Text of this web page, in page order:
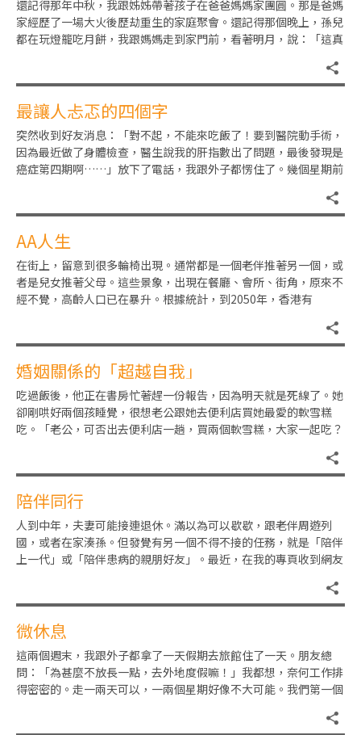
還記得那年中秋，我跟姊姊帶著孩子在爸爸媽媽家團圓。那是爸媽
家經歷了一場大火後歷劫重生的家庭聚會。還記得那個晚上，孫兒
都在玩燈籠吃月餅，我跟媽媽走到家門前，看著明月，說：「這真
最讓人忐忑的四個字
突然收到好友消息：「對不起，不能來吃飯了！要到醫院動手術，
因為最近做了身體檢查，醫生說我的肝指數出了問題，最後發現是
癌症第四期啊……」放下了電話，我跟外子都愣住了。幾個星期前
AA人生
在街上，留意到很多輪椅出現。通常都是一個老伴推著另一個，或
者是兒女推著父母。這些景象，出現在餐廳、會所、街角，原來不
經不覺，高齡人口已在暴升。根據統計，到2050年，香港有
婚姻關係的「超越自我」
吃過飯後，他正在書房忙著趕一份報告，因為明天就是死線了。她
卻剛哄好兩個孩睡覺，很想老公跟她去便利店買她最愛的軟雪糕
吃。「老公，可否出去便利店一趟，買兩個軟雪糕，大家一起吃？
陪伴同行
人到中年，夫妻可能接連退休。滿以為可以歇歇，跟老伴周遊列
國，或者在家湊孫。但發覺有另一個不得不接的任務，就是「陪伴
上一代」或「陪伴患病的親朋好友」。最近，在我的專頁收到網友
微休息
這兩個週末，我跟外子都拿了一天假期去旅館住了一天。朋友總
問：「為甚麼不放長一點，去外地度假嘛！」我都想，奈何工作排
得密密的。走一兩天可以，一兩個星期好像不大可能。我們第一個